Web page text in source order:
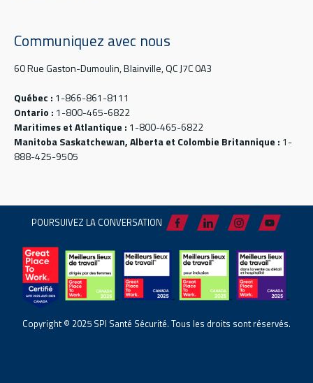
Communiquez avec nous
60 Rue Gaston-Dumoulin, Blainville, QC J7C 0A3
Québec : 1-866-861-8111
Ontario : 1-800-465-6822
Maritimes et Atlantique : 1-800-465-6822
Manitoba Saskatchewan, Alberta et Colombie Britannique : 1-
888-425-9505
POURSUIVEZ LA CONVERSATION
Copyright © 2025 SPI Santé Sécurité. Tous les droits sont réservés.